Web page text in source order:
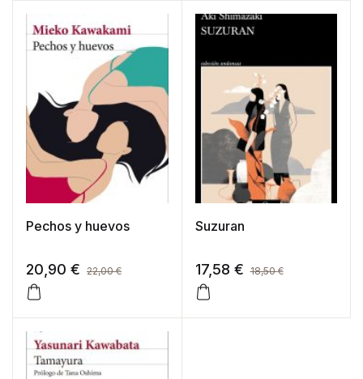
Pechos y huevos
20,90 € 22,00€
Suzuran
17,58 € 18,50€